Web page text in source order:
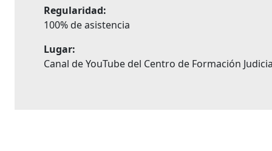
Regularidad:
100% de asistencia
Lugar:
Canal de YouTube del Centro de Formación